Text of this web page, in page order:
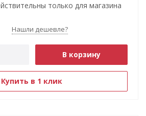
только для магазина
Нашли дешевле?
В корзину
Купить в 1 клик